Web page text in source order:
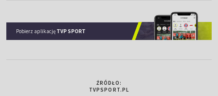
Pobierz aplikację TVP SPORT
ŹRÓDŁO:
TVPSPORT.PL